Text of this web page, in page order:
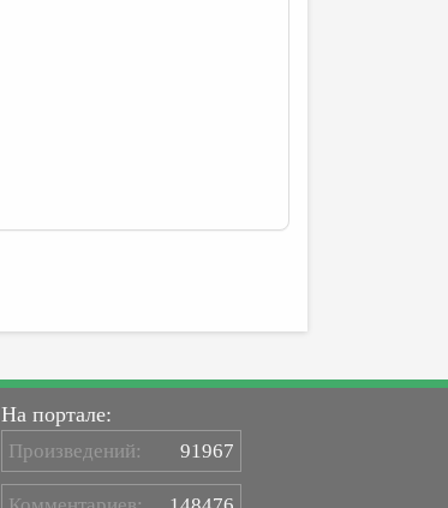
На портале:
Произведений: 91967